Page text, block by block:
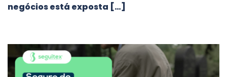
negócios está exposta […]